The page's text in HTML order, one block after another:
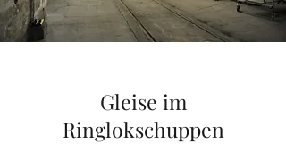
Gleise im
Ringlokschuppen